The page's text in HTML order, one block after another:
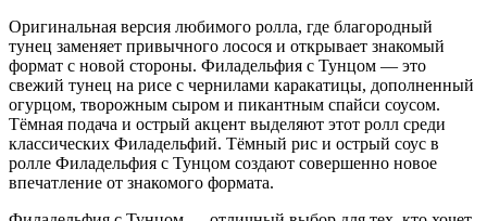
Оригинальная версия любимого ролла, где благородный
тунец заменяет привычного лосося и открывает знакомый
формат с новой стороны. Филадельфия с Тунцом — это
свежий тунец на рисе с чернилами каракатицы, дополненный
огурцом, творожным сыром и пикантным спайси соусом.
Тёмная подача и острый акцент выделяют этот ролл среди
классических Филадельфий. Тёмный рис и острый соус в
ролле Филадельфия с Тунцом создают совершенно новое
впечатление от знакомого формата.